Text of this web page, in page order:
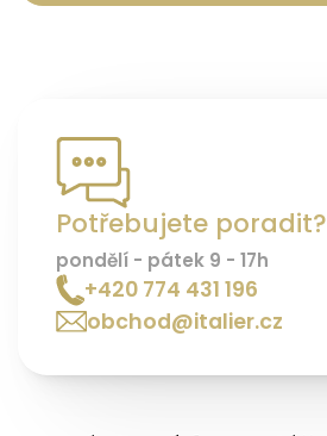
Potřebujete poradit?
pondělí - pátek 9 - 17h
+420 774 431 196
obchod@italier.cz